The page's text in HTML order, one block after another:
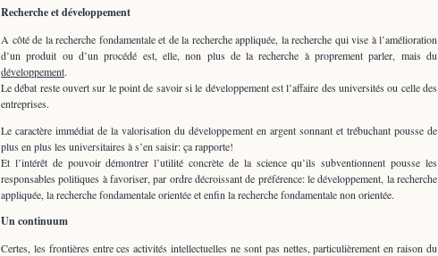
Recherche et développement
A côté de la recherche fondamentale et de la recherche appliquée, la recherche qui vise à l’amélioration
d’un produit ou d’un procédé est, elle, non plus de la recherche à proprement parler, mais du
développement.
Le débat reste ouvert sur le point de savoir si le développement est l’affaire des universités ou celle des
entreprises.
Le caractère immédiat de la valorisation du développement en argent sonnant et trébuchant pousse de
plus en plus les universitaires à s’en saisir: ça rapporte!
Et l’intérêt de pouvoir démontrer l’utilité concrète de la science qu’ils subventionnent pousse les
responsables politiques à favoriser, par ordre décroissant de préférence: le développement, la recherche
appliquée, la recherche fondamentale orientée et enfin la recherche fondamentale non orientée.
Un continuum
Certes, les frontières entre ces activités intellectuelles ne sont pas nettes, particulièrement en raison du